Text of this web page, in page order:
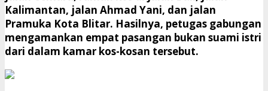
Kalimantan, jalan Ahmad Yani, dan jalan
Pramuka Kota Blitar. Hasilnya, petugas gabungan
mengamankan empat pasangan bukan suami istri
dari dalam kamar kos-kosan tersebut.